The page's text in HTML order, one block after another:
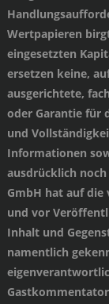
Wertpapieren
eingesetzten
ersetzen keine,
ausgerichtete,
oder Garantie für
und
Informationen
ausdrücklich
GmbH hat auf
und vor
Inhalt und
namentlich